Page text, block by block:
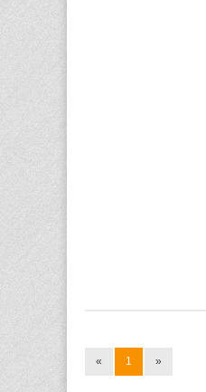
« 1 »